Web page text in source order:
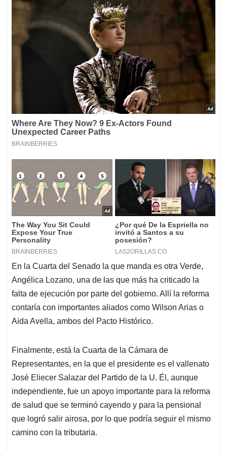
En la Cuarta del Senado la que manda es otra Verde,
Angélica Lozano, una de las que más ha criticado la
falta de ejecución por parte del gobierno. Allí la reforma
contaría con importantes aliados como Wilson Arias o
Aida Avella, ambos del Pacto Histórico.
Finalmente, está la Cuarta de la Cámara de
Representantes, en la que el presidente es el vallenato
José Eliecer Salazar del Partido de la U. Él, aunque
independiente, fue un apoyo importante para la reforma
de salud que se terminó cayendo y para la pensional
que logró salir airosa, por lo que podría seguir el mismo
camino con la tributaria.